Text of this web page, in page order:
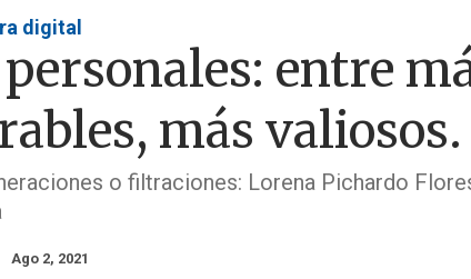
digital
entre
más valiosos.
o filtraciones: Lorena Pichardo
Ago 2, 2021